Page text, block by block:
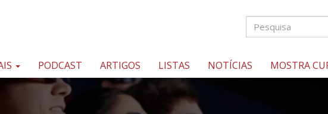
PODCAST ARTIGOS LISTAS NOTÍCIAS MOSTRA